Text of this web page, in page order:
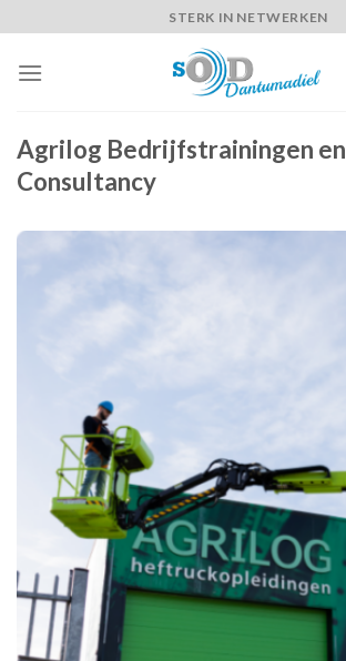
to
content
STERK IN NETWERKEN
Agrilog Bedrijfstrainingen en
Consultancy